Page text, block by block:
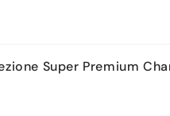
Super Premium